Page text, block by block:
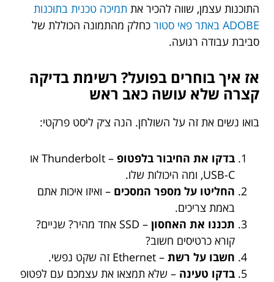
התוכנות עצמן, שווה להכיר את תמיכה טכנית בתוכנות
ADOBE באתר פאי סטור
כחלק מהתמונה הכוללת של
סביבת עבודה רגועה.
אז איך בוחרים בפועל? רשימת בדיקה
קצרה שלא עושה כאב ראש
בואו נשים את זה על השולחן. הנה צ׳ק ליסט פרקטי:
בדקו את החיבור בלפטופ
– Thunderbolt או
USB-C, ומה היכולות שלו.
החליטו על מספר המסכים – ואיזו איכות אתם
באמת צריכים.
תכננו את האחסון
– SSD אחד מהיר? שניים?
קורא כרטיסים חשוב?
חשבו על רשת – Ethernet זה שקט נפשי.
בדקו טעינה – שלא תמצאו את עצמכם עם לפטופ